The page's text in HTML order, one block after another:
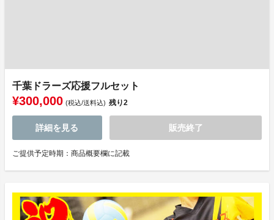
千葉ドラーズ応援フルセット
¥300,000 (税込/送料込) 残り2
詳細を見る 販売終了
ご提供予定時期：商品概要欄に記載